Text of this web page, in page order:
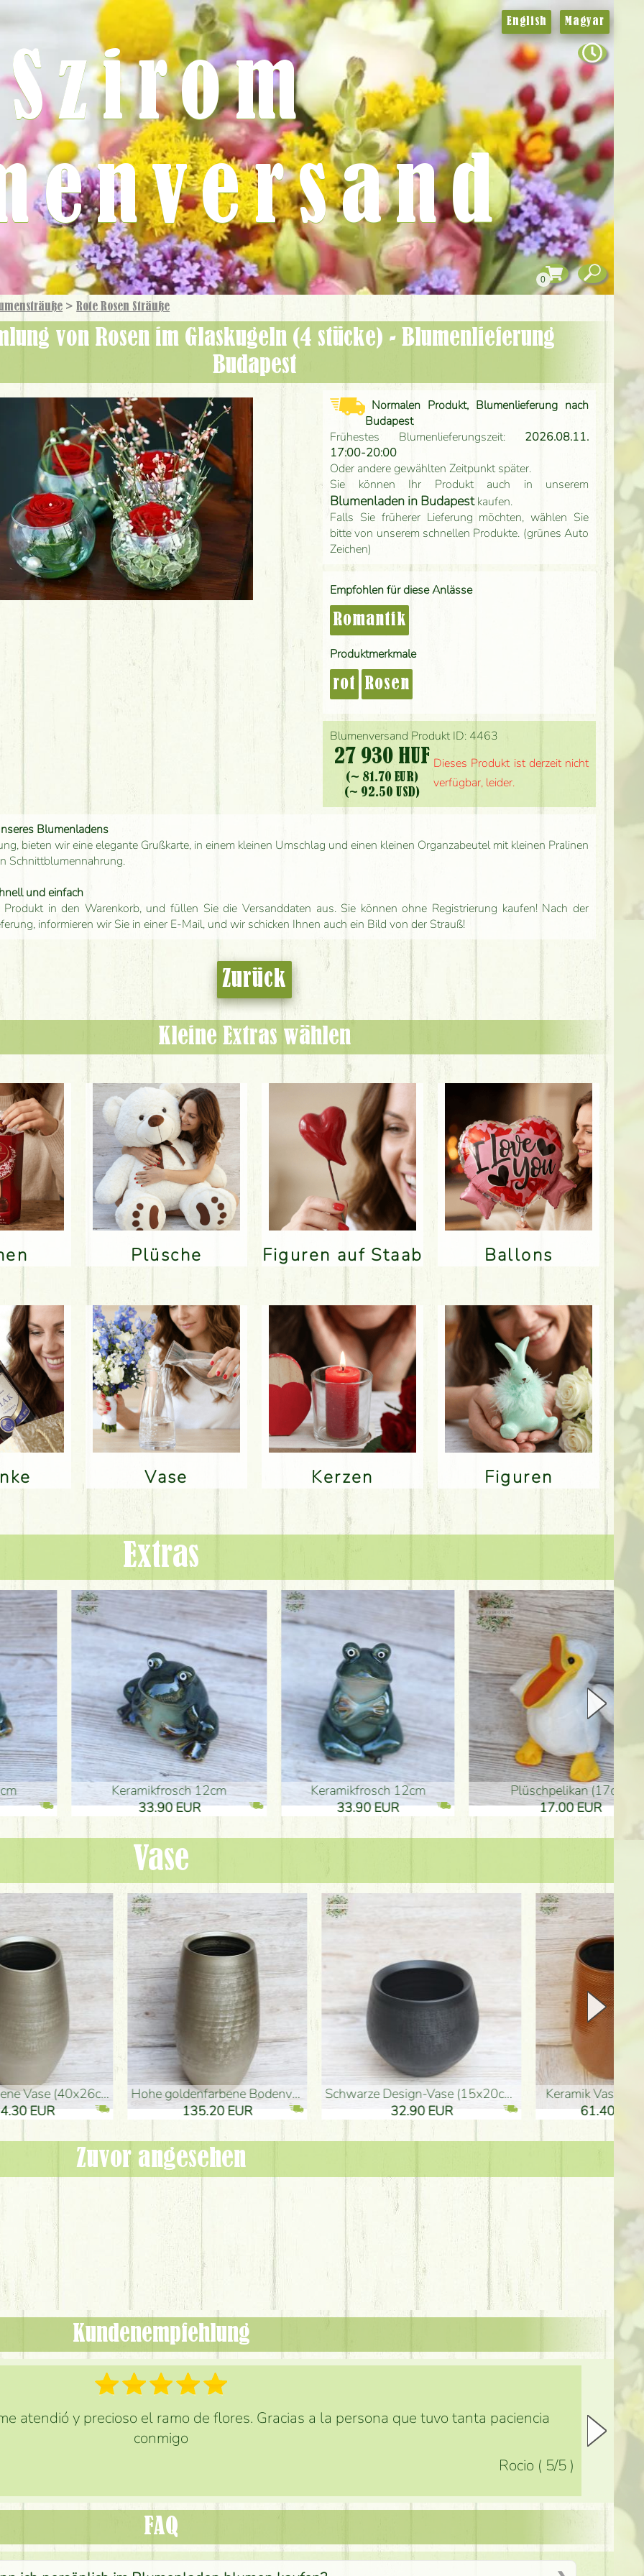
> Rote Rosen Sträuße
Budapest
Blumenversand Produkt ID: 4463
27 930 HUF
(~ 81.70 EUR)
(~ 92.50 USD)
Dieses Produkt ist derzeit nicht
verfügbar, leider.
Normalen Produkt, Blumenlieferung nach
Budapest
Frühestes Blumenlieferungszeit: 2026.08.11.
17:00-20:00
Oder andere gewählten Zeitpunkt später.
Sie können Ihr Produkt auch in unserem
Blumenladen in Budapestkaufen.
Falls Sie früherer Lieferung möchten, wählen Sie
bitte von unserem schnellen Produkte. (grünes Auto
Zeichen)
Empfohlen für diese Anlässe
Romantik
Produktmerkmale
rot Rosen
Blumenladens
bieten wir eine elegante Grußkarte, in einem kleinen Umschlag und einen kleinen Organzabeutel mit kleinen Pralinen
Schnittblumennahrung.
und einfach
in den Warenkorb, und füllen Sie die Versanddaten aus. Sie können ohne Registrierung kaufen! Nach der
informieren wir Sie in einer E-Mail, und wir schicken Ihnen auch ein Bild von der Strauß!
Zurück
Kleine Extras wählen
Plüsche Figuren auf Staab Ballons
Vase Kerzen Figuren
English Magyar
Szirom
0
Extras
12cm
EUR
Keramikfrosch 12cm
33.90 EUR
Plüschpelikan (17cm)
17.00 EUR
10.50
Vase
(50x29cm)
schwarze Design-Vase (15x20cm)
32.90 EUR
Keramik Vase 35*21cm
61.40 EUR
Holzfigur für Schulabgänger (10
3.80 EUR
Zuvor angesehen
Kundenempfehlung
atendió y precioso el ramo de flores. Gracias a la persona que tuvo tanta paciencia
conmigo
Rocio ( 5/5 )
FAQ